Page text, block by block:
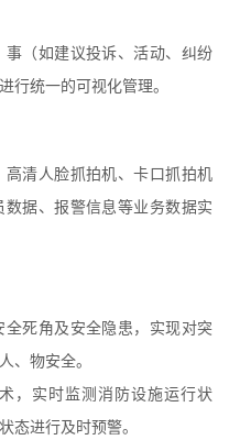
（如建议投诉、活动、纠纷
行统一的可视化管理。
清人脸抓拍机、卡口抓拍机
据、报警信息等业务数据实
死角及安全隐患，实现对突
、物安全。
，实时监测消防设施运行状
态进行及时预警。